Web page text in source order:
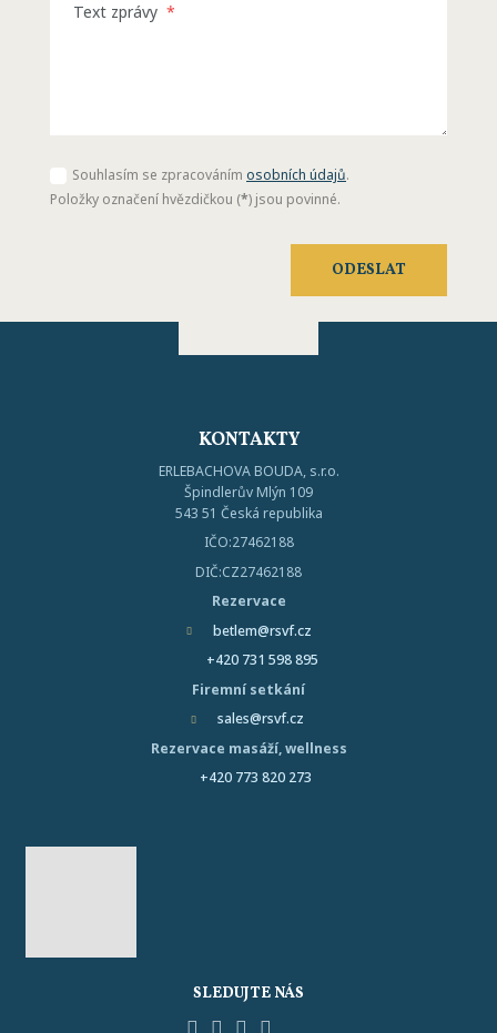
Text zprávy *
Souhlasím
se
Souhlasím se zpracováním osobních údajů.
Položky označení hvězdičkou (*) jsou povinné.
ODESLAT
KONTAKTY
ERLEBACHOVA BOUDA, s.r.o.
Špindlerův Mlýn 109
543 51 Česká republika
IČO:27462188
DIČ:CZ27462188
Rezervace
betlem@rsvf.cz
+420 731 598 895
Firemní setkání
sales@rsvf.cz
Rezervace masáží, wellness
+420 773 820 273
SLEDUJTE NÁS
FacebookYouTubePinterest